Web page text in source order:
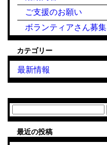
ご支援のお願い
ボランティアさん募集
カテゴリー
最新情報
索:
最近の投稿